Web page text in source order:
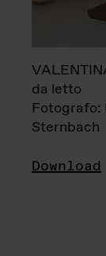
da letto
Fotografo:
Sternbach
Download